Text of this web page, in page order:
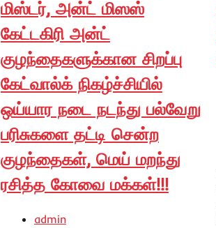
மிஸ்டர், அன்ட் மிஸஸ்
கேட்டகிரி அன்ட்
குழந்தைகளுக்கான சிறப்பு
கேட்வால்க் நிகழ்ச்சியில்
ஒய்யார நடை நடந்து பல்வேறு
பரிசுகளை தட்டி சென்ற
குழந்தைகள், மெய் மறந்து
ரசித்த கோவை மக்கள்!!!
admin